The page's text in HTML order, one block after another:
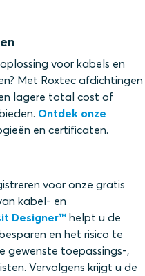
voor kabels en
Met Roxtec afdichtingen
lagere total cost of
Ontdek onze
en certificaten.
voor onze gratis
kabel- en
Designer™helpt u de
en het risico te
gewenste toepassings-,
Vervolgens krijgt u de